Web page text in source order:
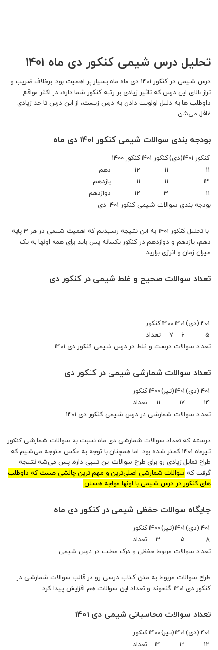
تحلیل درس شیمی کنکور دی ماه 1401
درس شیمی در کنکور 1401 دی ماه ماه بسیار پر اهمیت بود. برخلاف ضریب و
تراز بالای این درس که تاثیر زیادی بر رتبه کنکور شما داره، در اکثر مواقع
داوطلب ها به دلیل اولویت دادن به درس زیست، از این درس تا حد زیادی
غافل می‌شن.
بودجه بندی سوالات شیمی کنکور 1401 دی ماه
کنکور 1401(دی) کنکور 1401
کنکور 1400
11
11
12
دهم
13
11
11
یازدهم
11
13
12
دوازدهم
بودجه بندی سوالات شیمی کنکور 1401 دی
با تحلیل کنکور ۱۴۰۱ به این نتیجه رسیدیم که اهمیت شیمی در هر 3 پایه
دهم، یازدهم و دوازدهم در کنکور یکسانه پس باید برای همه اونها به یک
میزان زمان و انرژی بزارید.
تعداد سوالات صحیح و غلط شیمی در کنکور دی
1401(دی) 1401
1400کنکور
5
6
7
تعداد
تعداد سوالات درست و غلط در درس شیمی کنکور دی 1401
تعداد سوالات شمارشی شیمی در کنکور دی
1401(دی) 1401(تیر) 1400کنکور
14
17
11
تعداد
تعداد سوالات شمارشی در درس شیمی کنکور دی 1401
درسته که تعداد سوالات شمارشی دی ماه نسبت به سوالات شمارشی کنکور
تیرماه ۱۴۰۱ کمتر شده بود. اما همچنان با توجه به عکس متوجه می‌شیم که
طراح تمایل زیادی رو برای طرح سوالات این تیپی داره. پس می‌شه نتیجه
گرفت که سوالات شمارشی اصلی‌ترین و مهم‌ ترین چالشی هست که داوطلب
های کنکور در درس شیمی با اونها مواجه هستن.
جایگاه سوالات حفظی شیمی در کنکور دی ماه
1401(دی) 1401(تیر) 1400کنکور
8
5
3
تعداد
تعداد سوالات مربوط حفظی و درک مطلب در درس شیمی
طراح سوالات مربوط به متن کتاب درسی رو در قالب سوالات شمارشی در
کنکور دی 1401 گنجوند و تعداد این سوالات هم افزایش پیدا کرد.
تعداد سوالات محاسباتی شیمی دی 1401
1401(دی) 1401(تیر) 1400کنکور
12
12
14
تعداد